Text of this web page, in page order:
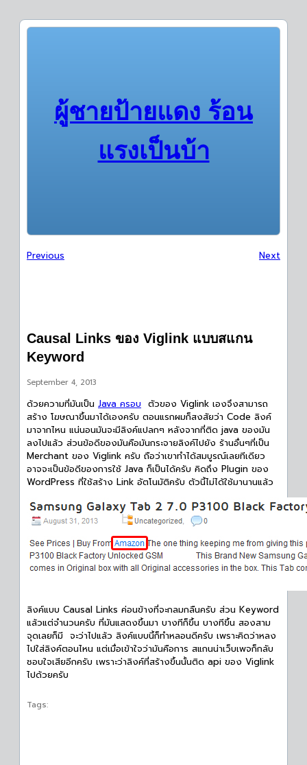
ผู้ชายป้ายแดง ร้อน
แรงเป็นบ้า
Previous Next
Causal Links ของ Viglink แบบสแกน
Keyword
September 4, 2013
ด้วยความที่มันเป็น Java ครอบ ตัวของ Viglink เองจึงสามารถ
สร้าง โฆษณาขึ้นมาได้เองครับ ตอนแรกผมก็สงสัยว่า Code ลิงค์
มาจากไหน แน่นอนมันจะมีลิงค์แปลกๆ หลังจากที่ติด java ของมัน
ลงไปแล้ว ส่วนข้อดีของมันคือมันกระจายลิงค์ไปยัง ร้านอื่นๆที่เป็น
Merchant ของ Viglink ครับ ถือว่าเขาทำได้สมบูรณ์เลยทีเดียว
อาจจะเป็นข้อดีของการใช้ Java ก็เป็นได้ครับ คิดถึง Plugin ของ
WordPress ที่ใช้สร้าง Link อัตโนมัติครับ ตัวนี้ไม่ได้ใช้มานานแล้ว
ลิงค์แบบ Causal Links ค่อนข้างที่จะกลมกลืนครับ ส่วน Keyword
แล้วแต่จำนวนครับ ที่มันแสดงขึ้นมา บางทีก็ขึ้น บางทีขึ้น สองสาม
จุดเลยก็มี จะว่าไปแล้ว ลิงค์แบบนี้ก็ทำหลอนดีครับ เพราะคิดว่าหลง
ไปใส่ลิงค์ตอนไหน แต่เมื่อเข้าใจว่ามันคือการ สแกนน่าเว็บเพจก็กลับ
ชอบใจเสียอีกครับ เพราะว่าลิงค์ที่สร้างขึ้นนั้นติด api ของ Viglink
ไปด้วยครับ
Tags: